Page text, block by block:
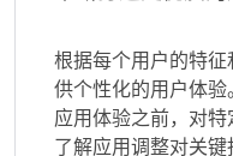
根据每个用户的特
供个性化的用户体
应用体验之前，对